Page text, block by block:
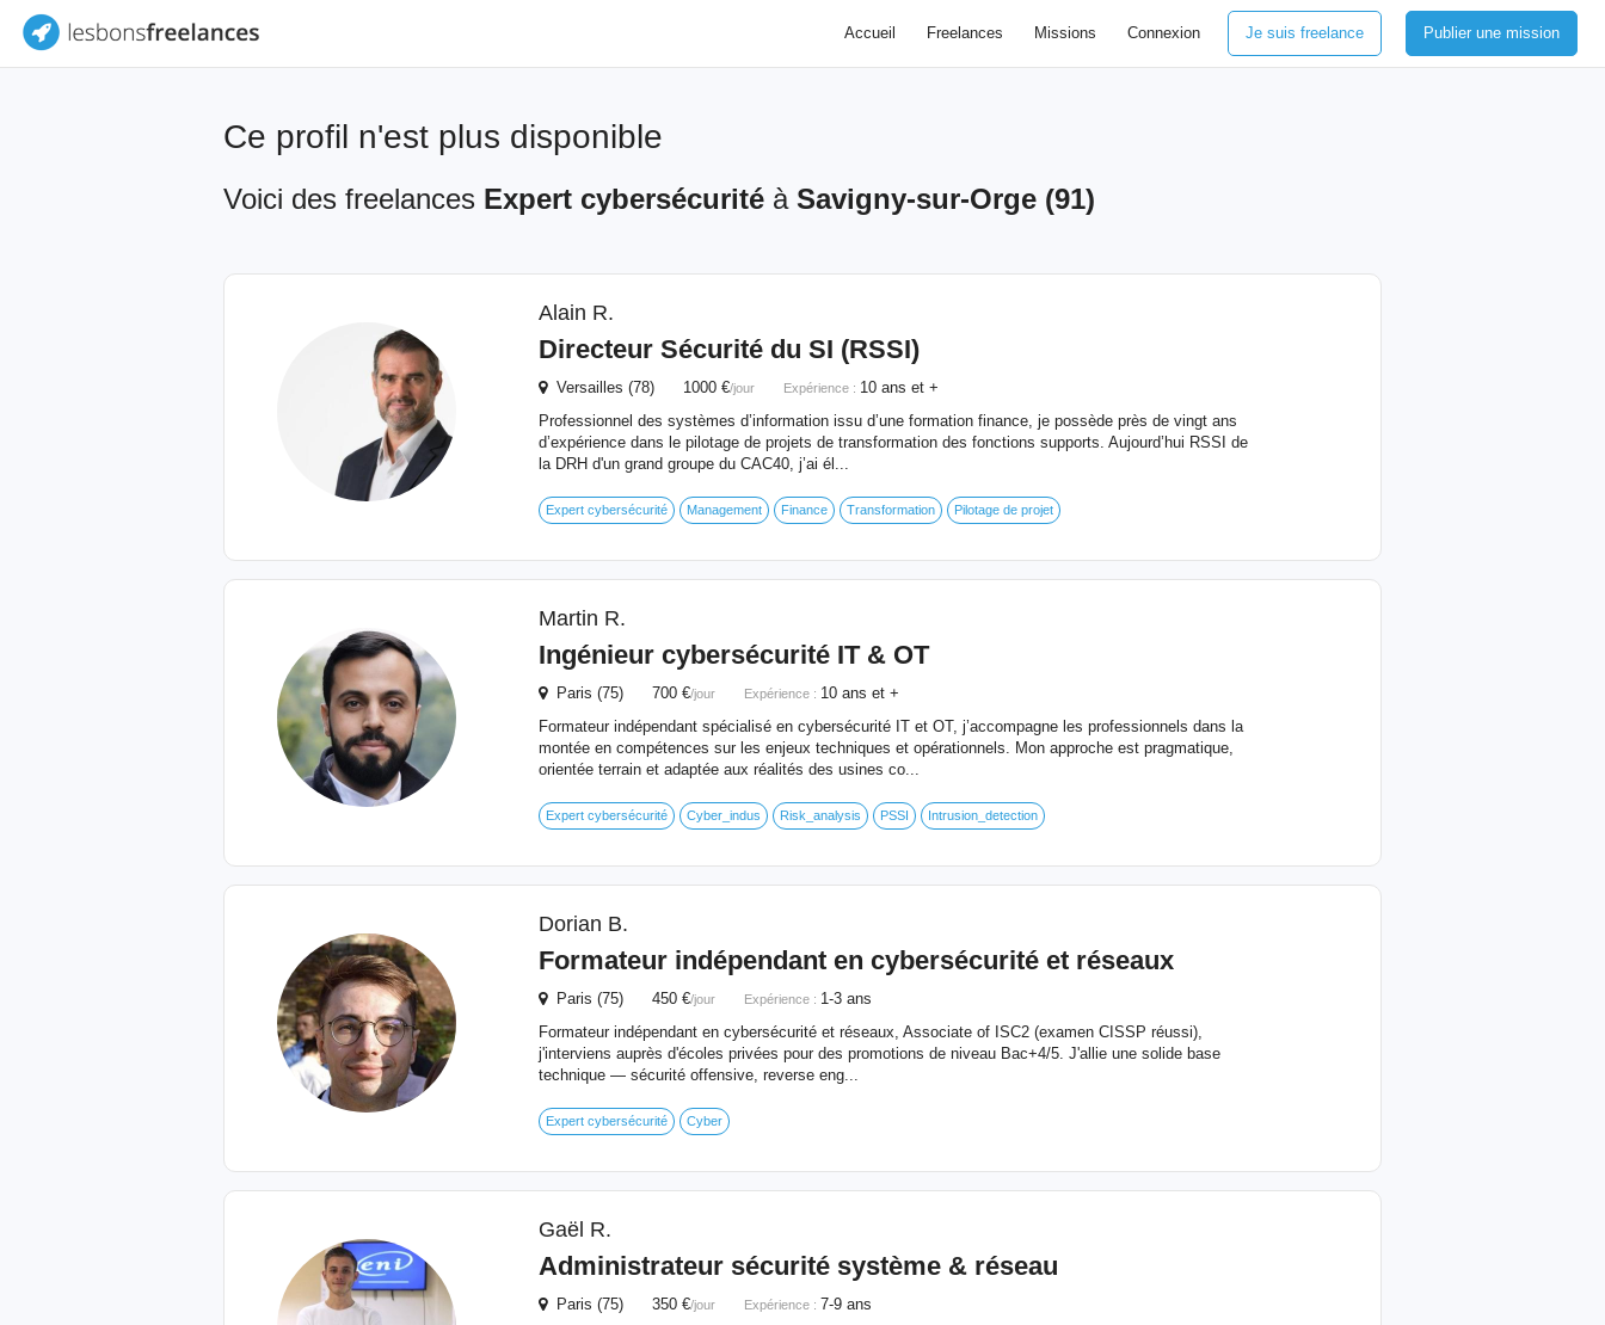
Accueil Freelances Missions Connexion Je suis freelance Publier une mission
Ce profil n'est plus disponible
Voici des freelances Expert cybersécurité à Savigny-sur-Orge (91)
Alain R.
Directeur Sécurité du SI (RSSI)
Versailles (78) 1000 €/jour Expérience : 10 ans et +
Professionnel des systèmes d’information issu d’une formation finance, je possède près de vingt ans
d’expérience dans le pilotage de projets de transformation des fonctions supports. Aujourd’hui RSSI de
la DRH d'un grand groupe du CAC40, j’ai él...
Expert cybersécurité Management Finance Transformation Pilotage de projet
Martin R.
Ingénieur cybersécurité IT & OT
Paris (75) 700 €/jour Expérience : 10 ans et +
Formateur indépendant spécialisé en cybersécurité IT et OT, j’accompagne les professionnels dans la
montée en compétences sur les enjeux techniques et opérationnels. Mon approche est pragmatique,
orientée terrain et adaptée aux réalités des usines co...
Expert cybersécurité Cyber_indus Risk_analysis PSSI Intrusion_detection
Dorian B.
Formateur indépendant en cybersécurité et réseaux
Paris (75) 450 €/jour Expérience : 1-3 ans
Formateur indépendant en cybersécurité et réseaux, Associate of ISC2 (examen CISSP réussi),
j'interviens auprès d'écoles privées pour des promotions de niveau Bac+4/5. J'allie une solide base
technique — sécurité offensive, reverse eng...
Expert cybersécurité Cyber
Gaël R.
Administrateur sécurité système & réseau
Paris (75) 350 €/jour Expérience : 7-9 ans